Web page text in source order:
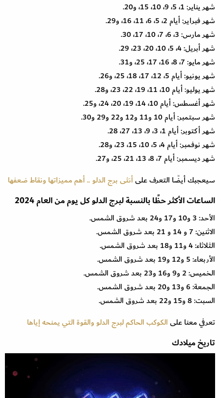
شهر يناير: 1، 5، 9، 10، 15، و20.
شهر فبراير: أيام 2، 5، 6، 11، 16، و29.
شهر مارس: 3، 6، 7، 10، 17، 30.
شهر أبريل: 4، 5، 10، 20، 23، 29.
شهر مايو: 7، 8، 16، 17، 25، و31.
شهر يونيو: أيام 5، 12، 17، 18، 25، و26.
شهر يوليو: أيام 10، 11، 19، 22، 23، و28.
شهر أغسطس: أيام 10، 14، 19، 20، 24، و25.
شهر سبتمبر: أيام 10 و11 و12 و22 و29 و30.
شهر أكتوبر: أيام 1، 3، 9، 13، 27، 28.
شهر نوفمبر: أيام 4، 5، 10، 15، 23، و28.
شهر ديسمبر: أيام 7، 8، 13، 21، 25، و27.
سيعجبك أيضًا التعرف علىأنثى برج الدلو .. أهم مميزاتها ونقاط ضعفها
الساعات الأكثر حظًا بالنسبة لبرج الدلو كل يوم من العام 2024
الأحد: 3 و10 و17 و24 بعد شروق الشمس.
الاثنين: 7 و 14 و 21 بعد شروق الشمس.
الثلاثاء: 4 و11 و18 بعد شروق الشمس.
الأربعاء: 5 و12 و19 بعد شروق الشمس.
الخميس: 2 و9 و16 و23 بعد شروق الشمس.
الجمعة: 6 و13 و20 بعد شروق الشمس.
السبت: 8 و15 و22 بعد شروق الشمس.
تعرفي معنا علىالكوكب الحاكم لبرج الدلو والقوة التي يمنحه إياها
تاريخ ميلادك